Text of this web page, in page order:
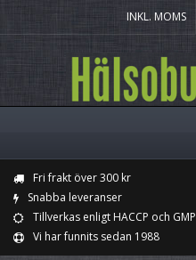
INKL. MOMS
Fri frakt över 300 kr
Snabba leveranser
Tillverkas enligt HACCP och GMP
Vi har funnits sedan 1988